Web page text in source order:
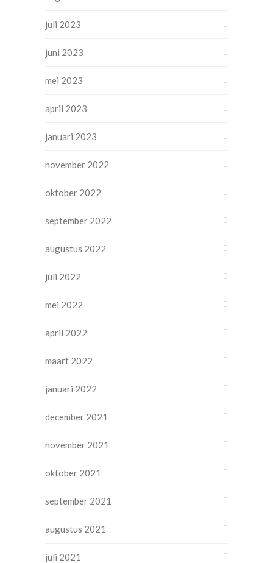
juli 2023
juni 2023
mei 2023
april 2023
januari 2023
november 2022
oktober 2022
september 2022
augustus 2022
juli 2022
mei 2022
april 2022
maart 2022
januari 2022
december 2021
november 2021
oktober 2021
september 2021
augustus 2021
juli 2021